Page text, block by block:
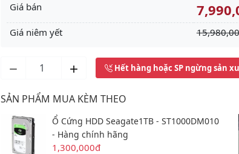
Giá bán
Giá niêm yết
Hết hàng hoặc SP ngừng sản
SẢN PHẨM MUA KÈM THEO
Ổ Cứng HDD Seagate1TB - ST1000DM010
- Hàng chính hãng
1,300,000đ